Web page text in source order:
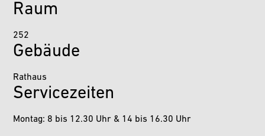
Raum
252
Gebäude
Rathaus
Servicezeiten
Montag: 8 bis 12.30 Uhr & 14 bis 16.30 Uhr